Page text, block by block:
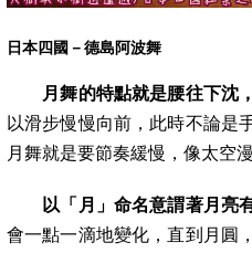
日本四國－德島阿波舞
月舞的特點就是腰往下沈
以滑步慢慢向前，此時不論是
月舞就是要節奏緩慢， 像太空
以「月」命名意謂著月亮
會一點一滴地變化，直到月圓